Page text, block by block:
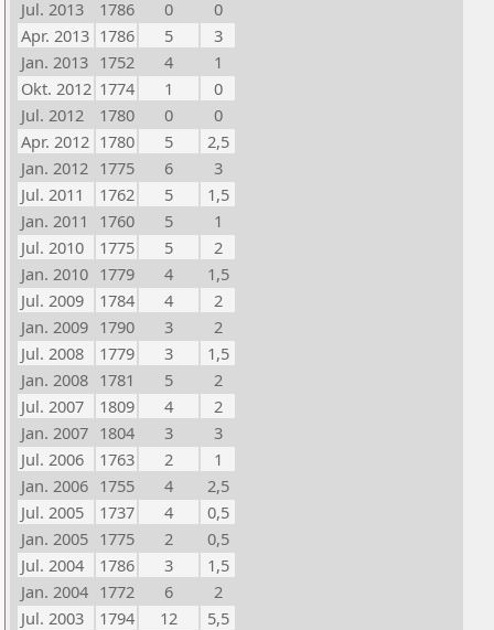
Jul. 2013
1786 0
0
Apr. 2013 1786 5
3
Jan. 2013 1752 4
1
Okt. 2012 1774 1
0
Jul. 2012
1780 0
0
Apr. 2012 1780 5
2,5
Jan. 2012 1775 6
3
Jul. 2011
1762 5
1,5
Jan. 2011
1760 5
1
Jul. 2010
1775 5
2
Jan. 2010 1779 4
1,5
Jul. 2009
1784 4
2
Jan. 2009 1790 3
2
Jul. 2008
1779 3
1,5
Jan. 2008 1781 5
2
Jul. 2007
1809 4
2
Jan. 2007 1804 3
3
Jul. 2006
1763 2
1
Jan. 2006 1755 4
2,5
Jul. 2005
1737 4
0,5
Jan. 2005 1775 2
0,5
Jul. 2004
1786 3
1,5
Jan. 2004 1772 6
2
Jul. 2003
1794 12
5,5